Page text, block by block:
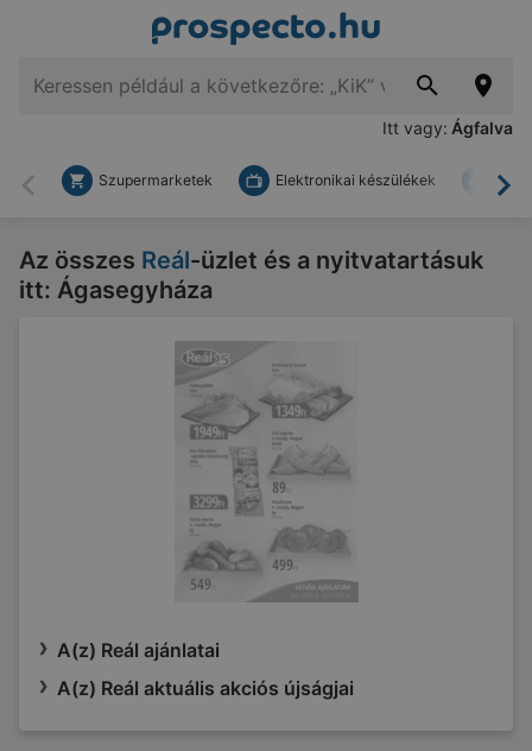
Itt vagy: Ágfalva
Vissza
Szupermarketek Elektronikai készülékek
Az összes Reál-üzlet és a nyitvatartásuk
itt: Ágasegyháza
A(z) Reál ajánlatai
A(z) Reál aktuális akciós újságjai